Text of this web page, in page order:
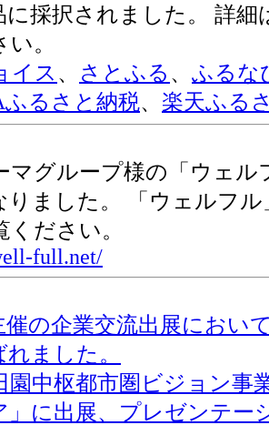
に採択されました。 詳細
。
イス 、 さとふる 、 ふるな
ふるさと納税、 楽天ふる
マグループ様の「ウェル
りました。 「ウェルフ
ださい。
full.net/
催の企業交流出展におい
ました。
園中枢都市圏ビジョン事
」に出展、プレゼンテー